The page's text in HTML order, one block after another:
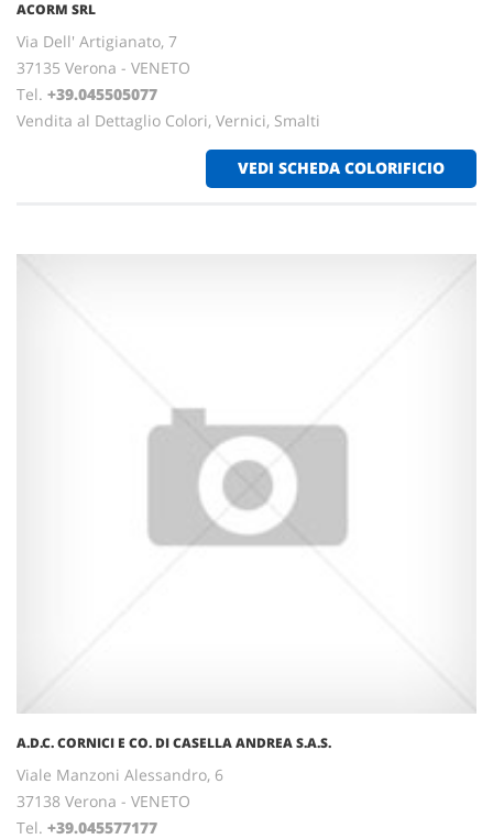
ACORM SRL
Via Dell' Artigianato, 7
37135 Verona - VENETO
Tel. +39.045505077
Vendita al Dettaglio Colori, Vernici, Smalti
VEDI SCHEDA COLORIFICIO
A.D.C. CORNICI E CO. DI CASELLA ANDREA S.A.S.
Viale Manzoni Alessandro, 6
37138 Verona - VENETO
Tel. +39.045577177